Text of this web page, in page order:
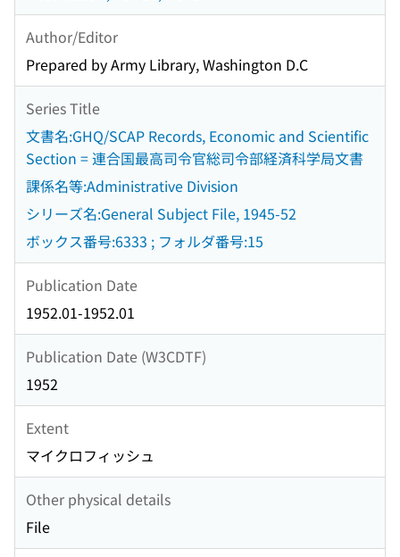
Author/Editor
Prepared by Army Library, Washington D.C
Series Title
文書名:GHQ/SCAP Records, Economic and Scientific
Section = 連合国最高司令官総司令部経済科学局文書
課係名等:Administrative Division
シリーズ名:General Subject File, 1945-52
ボックス番号:6333 ; フォルダ番号:15
Publication Date
1952.01-1952.01
Publication Date (W3CDTF)
1952
Extent
マイクロフィッシュ
Other physical details
File